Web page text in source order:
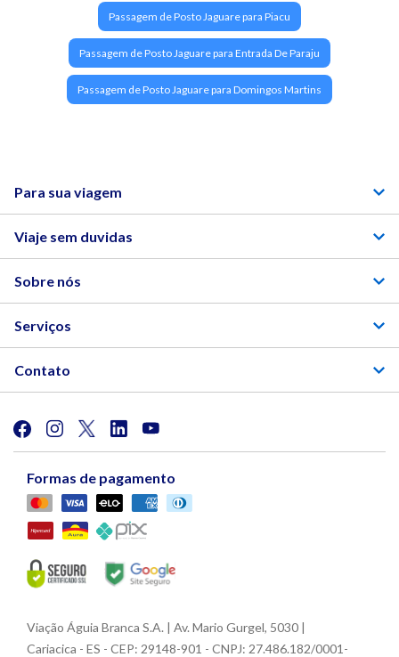
Passagem de Posto Jaguare para Piacu
Passagem de Posto Jaguare para Entrada De Paraju
Passagem de Posto Jaguare para Domingos Martins
Para sua viagem
Viaje sem duvidas
Sobre nós
Serviços
Contato
Formas de pagamento
Viação Águia Branca S.A. | Av. Mario Gurgel, 5030 |
Cariacica - ES - CEP: 29148-901 - CNPJ: 27.486.182/0001-